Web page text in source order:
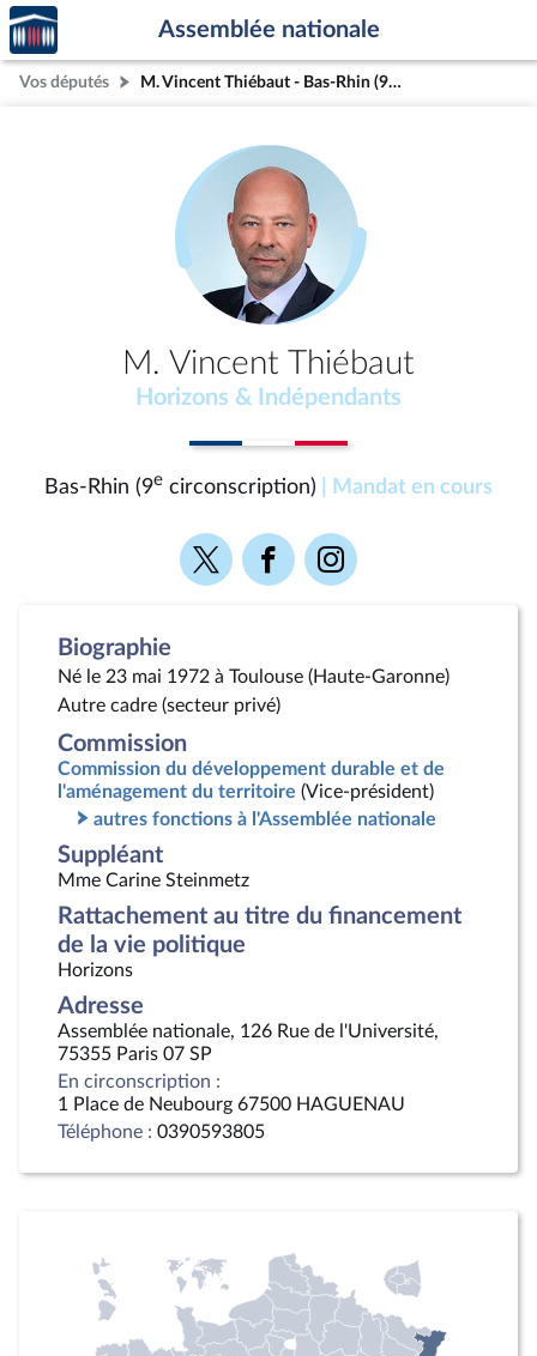
Aller au contenu
Aller en bas de la page
Accèder
à la
page
d'accueil
Assemblée nationale
Vos députés M. Vincent Thiébaut - Bas-Rhin (9e circonscription)
M. Vincent Thiébaut
Horizons & Indépendants
Bas-Rhin (9e circonscription) | Mandat en cours
Voir
la
Voir
la
Voir
la
Biographie
Né le 23 mai 1972 à Toulouse (Haute-Garonne)
Autre cadre (secteur privé)
Commission
Commission du développement durable et de
l'aménagement du territoire (Vice-président)
autres fonctions à l'Assemblée nationale
Suppléant
Mme Carine Steinmetz
Rattachement au titre du financement
de la vie politique
Horizons
Adresse
Assemblée nationale, 126 Rue de l'Université,
75355 Paris 07 SP
En circonscription :
1 Place de Neubourg 67500 HAGUENAU
Téléphone : 0390593805